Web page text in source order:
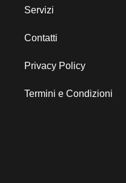
Servizi
Contatti
Privacy Policy
Termini e Condizioni